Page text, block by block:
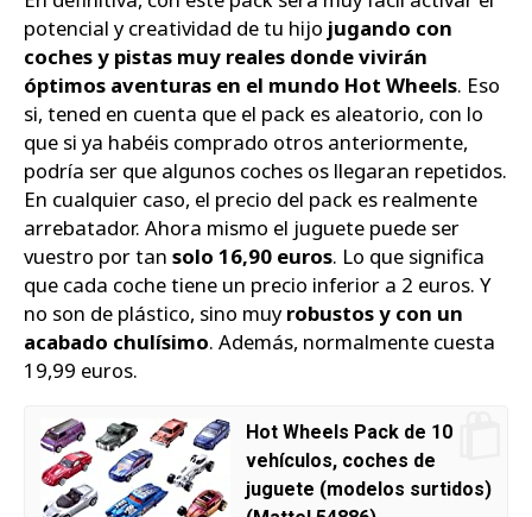
potencial y creatividad de tu hijo jugando con
coches y pistas muy reales donde vivirán
óptimos aventuras en el mundo Hot Wheels. Eso
si, tened en cuenta que el pack es aleatorio, con lo
que si ya habéis comprado otros anteriormente,
podría ser que algunos coches os llegaran repetidos.
En cualquier caso, el precio del pack es realmente
arrebatador. Ahora mismo el juguete puede ser
vuestro por tan solo 16,90 euros. Lo que significa
que cada coche tiene un precio inferior a 2 euros. Y
no son de plástico, sino muyrobustos y con un
acabado chulísimo. Además, normalmente cuesta
19,99 euros.
Hot Wheels Pack de 10
vehículos, coches de
juguete (modelos surtidos)